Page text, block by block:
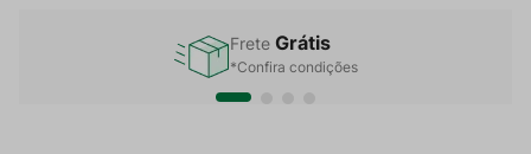
Frete Grátis
*Confira condições